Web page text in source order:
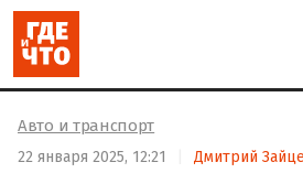
Авто и транспорт
22 января 2025, 12:21 Дмитрий